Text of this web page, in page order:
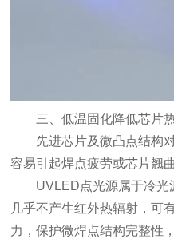
三、低温固化降低芯片
先进芯片及微凸点结构对
容易引起焊点疲劳或芯片翘曲
UVLED点光源属于冷光
几乎不产生红外热辐射，可
力，保护微焊点结构完整性